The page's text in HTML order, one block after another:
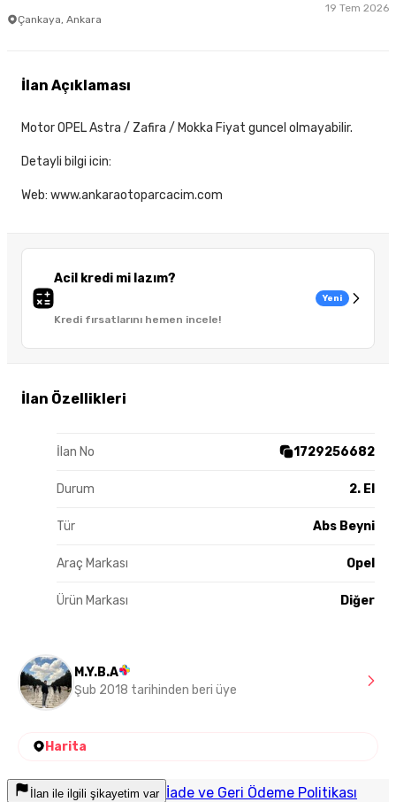
Çankaya, Ankara
19 Tem 2026
Acil kredi mi lazım?
Kredi fırsatlarını hemen incele!
Yeni
İlan Özellikleri
İlan No 1729256682
Durum 2. El
Tür Abs Beyni
Araç Markası Opel
Ürün Markası Diğer
İlan Açıklaması
Motor OPEL Astra / Zafira / Mokka Fiyat guncel olmayabilir.
Detayli bilgi icin:
Web: www.ankaraotoparcacim.com
M.Y.B.A
Şub 2018 tarihinden beri üye
Harita
İlan ile ilgili şikayetim var İade ve Geri Ödeme Politikası